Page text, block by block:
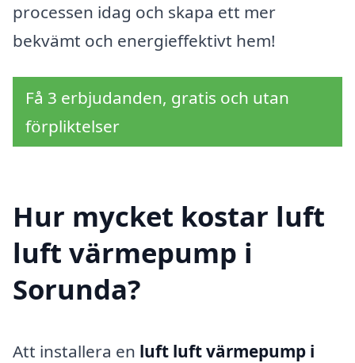
processen idag och skapa ett mer
bekvämt och energieffektivt hem!
Få 3 erbjudanden, gratis och utan
förpliktelser
Hur mycket kostar luft
luft värmepump i
Sorunda?
Att installera en luft luft värmepump i